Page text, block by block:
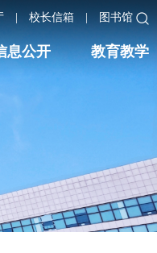
校长信箱 图书馆
息公开 教育教学